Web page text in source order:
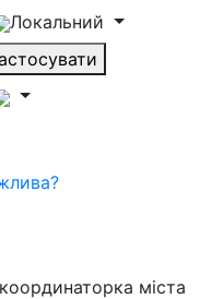
Локальний
міста